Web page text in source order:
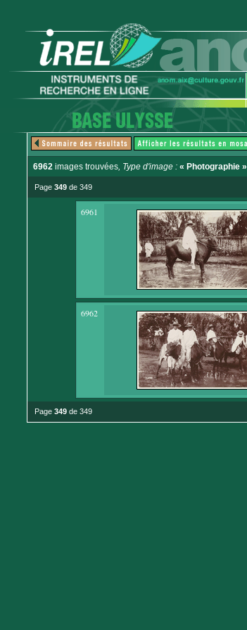
6962 images trouvées, Type d'image : « Photographie »
Page 349 de 349
6961
6962
Page 349 de 349